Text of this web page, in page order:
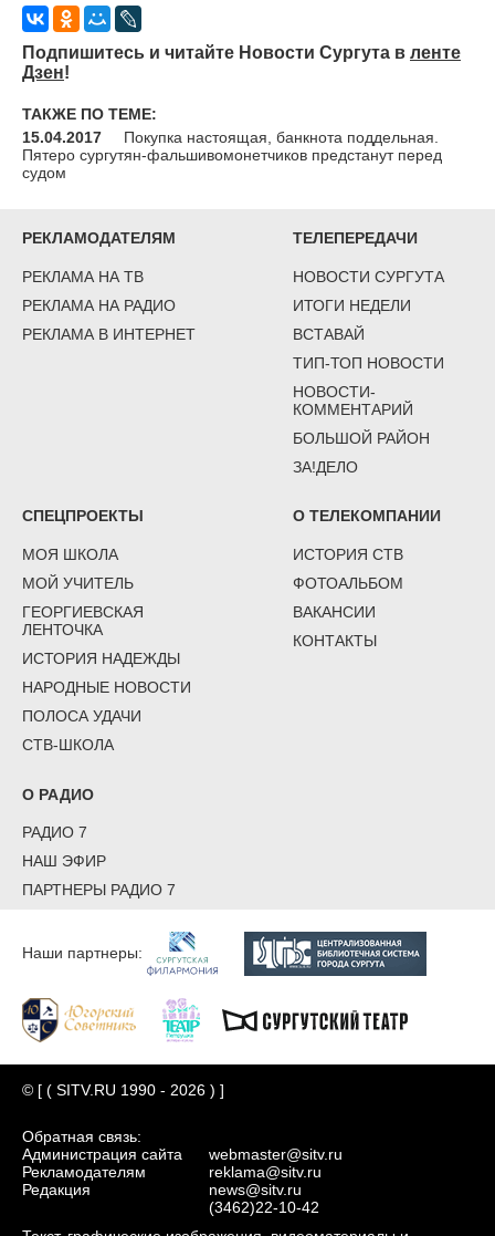
Подпишитесь и читайте Новости Сургута в ленте
Дзен!
ТАКЖЕ ПО ТЕМЕ:
15.04.2017
Покупка настоящая, банкнота поддельная.
Пятеро сургутян-фальшивомонетчиков предстанут перед
судом
РЕКЛАМОДАТЕЛЯМ
РЕКЛАМА НА ТВ
РЕКЛАМА НА РАДИО
РЕКЛАМА В ИНТЕРНЕТ
ТЕЛЕПЕРЕДАЧИ
НОВОСТИ СУРГУТА
ИТОГИ НЕДЕЛИ
ВСТАВАЙ
ТИП-ТОП НОВОСТИ
НОВОСТИ-
КОММЕНТАРИЙ
БОЛЬШОЙ РАЙОН
ЗА!ДЕЛО
СПЕЦПРОЕКТЫ
МОЯ ШКОЛА
МОЙ УЧИТЕЛЬ
ГЕОРГИЕВСКАЯ
ЛЕНТОЧКА
ИСТОРИЯ НАДЕЖДЫ
НАРОДНЫЕ НОВОСТИ
ПОЛОСА УДАЧИ
СТВ-ШКОЛА
О ТЕЛЕКОМПАНИИ
ИСТОРИЯ СТВ
ФОТОАЛЬБОМ
ВАКАНСИИ
КОНТАКТЫ
О РАДИО
РАДИО 7
НАШ ЭФИР
ПАРТНЕРЫ РАДИО 7
Наши партнеры:
© [ ( SITV.RU 1990 - 2026 ) ]
Обратная связь:
Администрация сайта
Рекламодателям
Редакция
webmaster@sitv.ru
reklama@sitv.ru
news@sitv.ru
(3462)22-10-42